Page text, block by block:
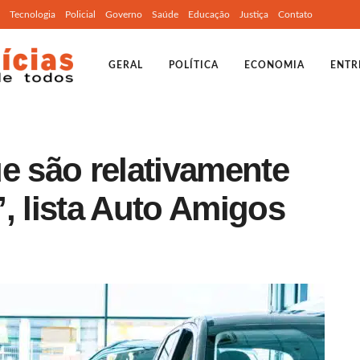
Tecnologia Policial Governo Saúde Educação Justiça Contato
GERAL POLÍTICA ECONOMIA
são relativamente
lista Auto Amigos